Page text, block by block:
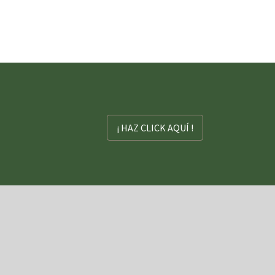
¡ HAZ CLICK AQUÍ !